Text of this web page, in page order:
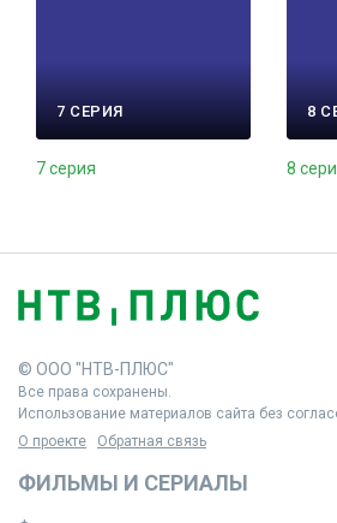
7 СЕРИЯ
7 серия
8
8
© ООО "НТВ-ПЛЮС"
Все права сохранены.
Использование материалов сайта без
О проекте
Обратная связь
ФИЛЬМЫ И СЕРИАЛЫ